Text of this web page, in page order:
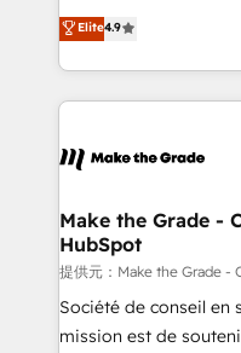
international offices
Intégration de
téléphonie, etc.) • Alignement des équipes grâce à un
outil et des données partagées •
collecte et de
de la productivité des équipes Notre
avec un engagement
métiers et
travers le
d’entreprise. Grâce à une méthodologie éprouvée
auprès de plus de
Elite4.9
Make the Grade -
HubSpot
提供元：Make the Grade -
Société de conseil en
mission est de